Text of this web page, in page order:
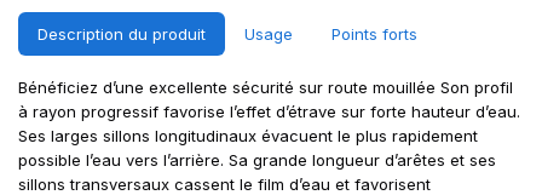
Description du produit Usage Points forts
Bénéficiez d’une excellente sécurité sur route mouillée Son profil
à rayon progressif favorise l’effet d’étrave sur forte hauteur d’eau.
Ses larges sillons longitudinaux évacuent le plus rapidement
possible l’eau vers l’arrière. Sa grande longueur d’arêtes et ses
sillons transversaux cassent le film d’eau et favorisent